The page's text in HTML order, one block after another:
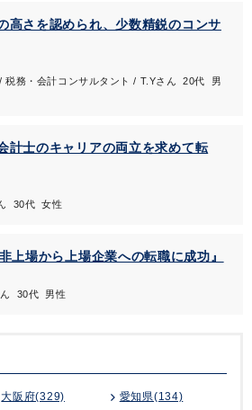
高さを認められ、少数精鋭のコンサ
税務・会計コンサルタント / T.Yさん 20代 男
計士のキャリアの両立を求めて転
30代 女性
上場から上場企業への転職に成功』
ん 30代 男性
大阪府(329)
愛知県(134)